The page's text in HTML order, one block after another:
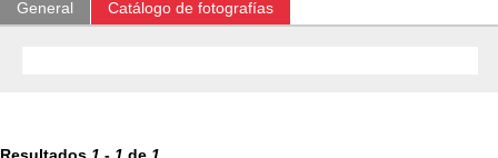
General Catálogo de fotografías